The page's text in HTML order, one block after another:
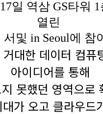
열린
서및 in Seoul에
아이디어를 통해
못했던 영역으로